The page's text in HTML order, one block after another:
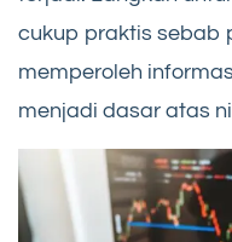
cukup praktis sebab
memperoleh
menjadi dasar atas